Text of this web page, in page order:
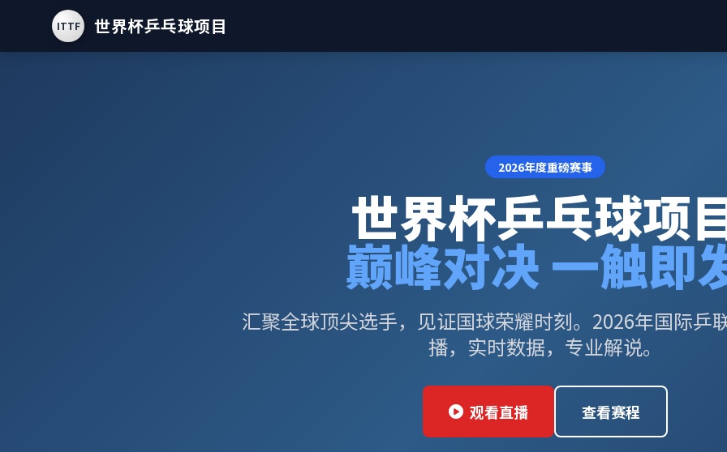
ITTF 世界杯乒乓球项目
2026年度重磅赛事
世界杯乒乓球项
巅峰对决 一触即
汇聚全球顶尖选手，见证国球荣耀时刻。2026年国际乒
播，实时数据，专业解说。
观看直播 查看赛程